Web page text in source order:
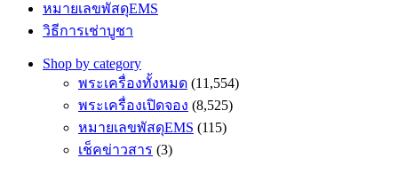
หมายเลขพัสดุEMS
วิธีการเช่าบูชา
Shop by category
พระเครื่องทั้งหมด (11,554)
พระเครื่องเปิดจอง (8,525)
หมายเลขพัสดุEMS (115)
เช็คข่าวสาร (3)